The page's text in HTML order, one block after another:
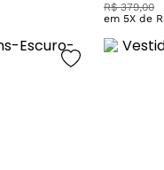
R$ 379,00
em 5X de